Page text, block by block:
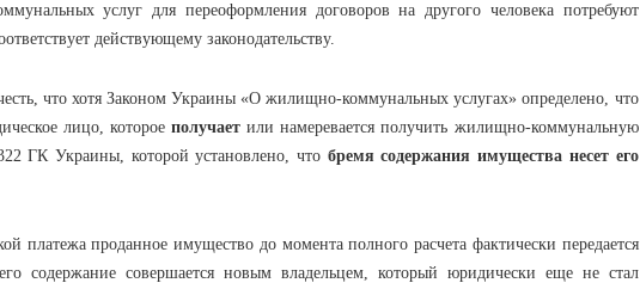
услуг для переоформления договоров на другого человека потребуют
действующему законодательству.
что хотя Законом Украины «О жилищно-коммунальных услугах» определено, что
лицо, котороеполучает или намеревается получить жилищно-коммунальную
ГК Украины, которой установлено, что бремя содержания имущества несет его
проданное имущество до момента полного расчета фактически передается
содержание совершается новым владельцем, который юридически еще не стал